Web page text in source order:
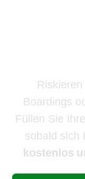
Boardings
Füllen Sie Ihre
sobald sich
kostenlos